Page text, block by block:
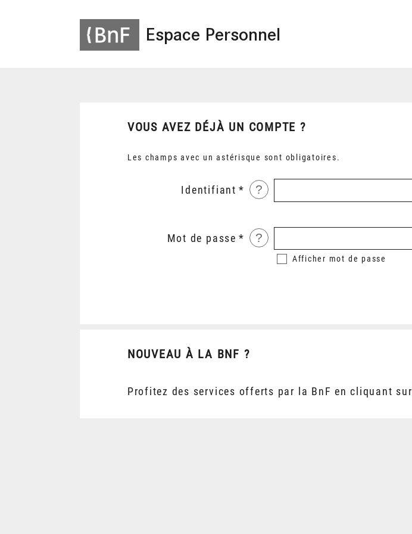
Espace Personnel
VOUS AVEZ DÉJÀ UN COMPTE ?
Les champs avec un astérisque sont obligatoires.
Identifiant ?
Mot de passe ?
Afficher mot de passe
NOUVEAU À LA BNF ?
Profitez des services offerts par la BnF en cliquant sur